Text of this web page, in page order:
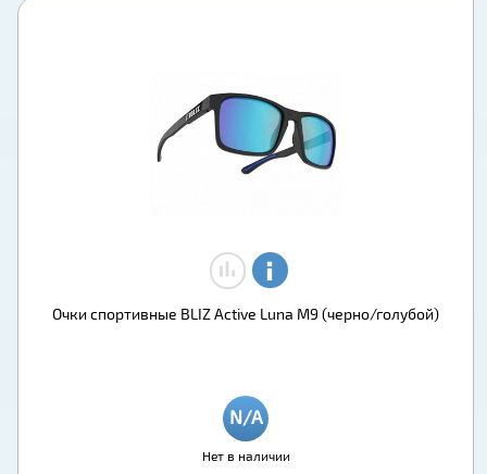
Очки спортивные BLIZ Active Luna M9 (черно/голубой)
Нет в наличии